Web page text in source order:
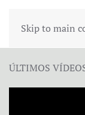
Skip to main
ÚLTIMOS